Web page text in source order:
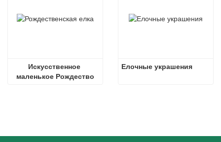
Искусственное
маленькое Рождество
Елочные украшения